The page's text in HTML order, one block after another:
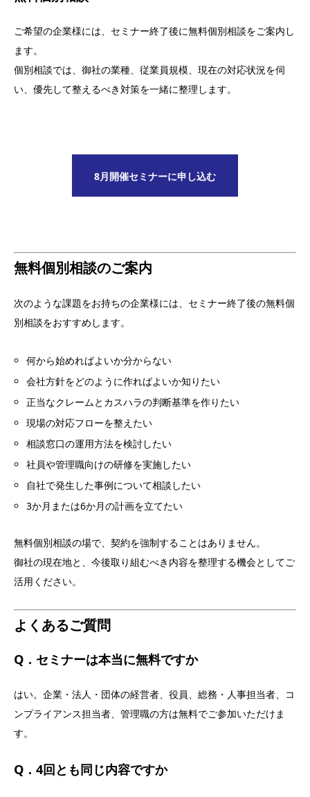
ご希望の企業様には、セミナー終了後に無料個別相談をご案内し
ます。
個別相談では、御社の業種、従業員規模、現在の対応状況を伺
い、優先して整えるべき対策を一緒に整理します。
8月開催セミナーに申し込む
無料個別相談のご案内
次のような課題をお持ちの企業様には、セミナー終了後の無料個
別相談をおすすめします。
何から始めればよいか分からない
会社方針をどのように作ればよいか知りたい
正当なクレームとカスハラの判断基準を作りたい
現場の対応フローを整えたい
相談窓口の運用方法を検討したい
社員や管理職向けの研修を実施したい
自社で発生した事例について相談したい
3か月または6か月の計画を立てたい
無料個別相談の場で、契約を強制することはありません。
御社の現在地と、今後取り組むべき内容を整理する機会としてご
活用ください。
よくあるご質問
Q．セミナーは本当に無料ですか
はい。企業・法人・団体の経営者、役員、総務・人事担当者、コ
ンプライアンス担当者、管理職の方は無料でご参加いただけま
す。
Q．4回とも同じ内容ですか